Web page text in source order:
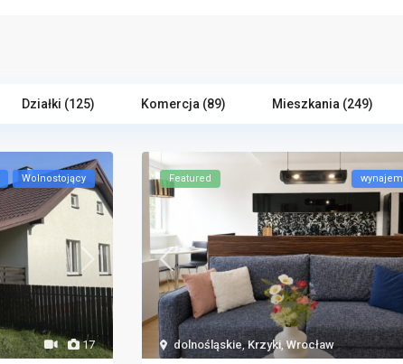
Działki (125) Komercja (89) Mieszkania (249)
17
Wolnostojący
dolnośląskie,Krzyki,Wrocław
Featured wynajem